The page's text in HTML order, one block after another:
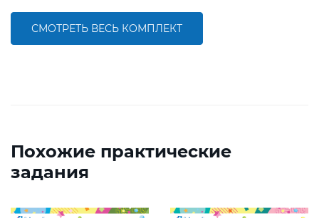
СМОТРЕТЬ ВЕСЬ КОМПЛЕКТ
Похожие практические
задания